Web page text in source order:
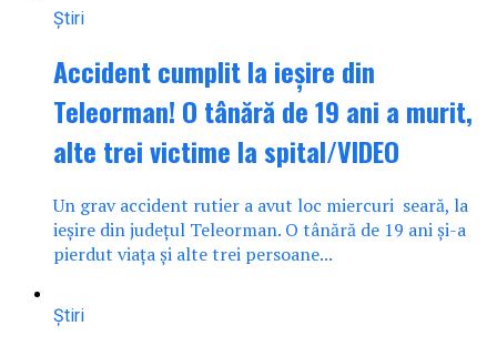
Știri
Accident cumplit la ieșire din
Teleorman! O tânără de 19 ani a murit,
alte trei victime la spital/VIDEO
Un grav accident rutier a avut loc miercuri seară, la
ieșire din județul Teleorman. O tânără de 19 ani și-a
pierdut viața și alte trei persoane...
Știri